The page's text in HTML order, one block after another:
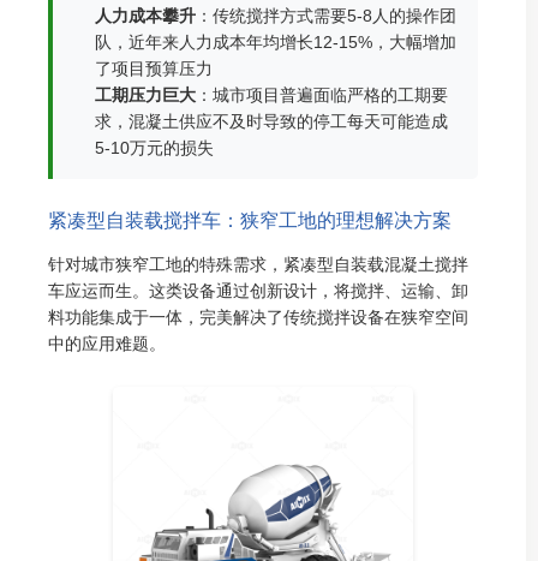
人力成本攀升 ：传统搅拌方式需要5-8人的操作团
队，近年来人力成本年均增长12-15%，大幅增加
了项目预算压力
工期压力巨大 ：城市项目普遍面临严格的工期要
求，混凝土供应不及时导致的停工每天可能造成
5-10万元的损失
紧凑型自装载搅拌车：狭窄工地的理想解决方案
针对城市狭窄工地的特殊需求，紧凑型自装载混凝土搅拌
车应运而生。这类设备通过创新设计，将搅拌、运输、卸
料功能集成于一体，完美解决了传统搅拌设备在狭窄空间
中的应用难题。